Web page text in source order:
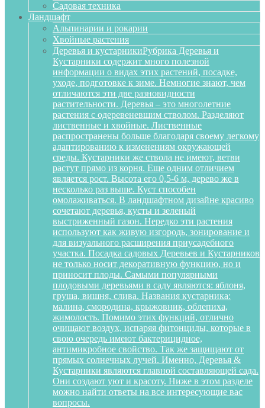
Садовая техника
Ландшафт
Альпинарии и рокарии
Хвойные растения
Деревья и кустарникиРубрика Деревья и
Кустарники содержит много полезной
информации о видах этих растений, посадке,
уходе, подготовке к зиме. Немногие знают, чем
отличаются эти две разновидности
растительности. Деревья – это многолетние
растения с одеревеневшим стволом. Разделяют
лиственные и хвойные. Лиственные
распространены больше благодаря своему легкому
адаптированию к изменениям окружающей
среды. Кустарники же ствола не имеют, ветви
растут прямо из корня. Еще одним отличием
является рост. Высота его 0,5-6 м, дерево же в
несколько раз выше. Куст способен
омолаживаться. В ландшафтном дизайне красиво
сочетают деревья, кусты и зеленый
выстриженный газон. Нередко эти растения
используют как живую изгородь, зонирование и
для визуального расширения приусадебного
участка. Посадка садовых Деревьев и Кустарников
не только носит декоративную функцию, но и
приносит плоды. Самыми популярными
плодовыми деревьями в саду являются: яблоня,
груша, вишня, слива. Названия кустарника:
малина, смородина, крыжовник, облепиха,
жимолость. Помимо этих функций, отлично
очищают воздух, испаряя фитонциды, которые в
свою очередь имеют бактерицидное,
антимикробное свойство. Так же защищают от
прямых солнечных лучей. Именно, Деревья &
Кустарники являются главной составляющей сада.
Они создают уют и красоту. Ниже в этом разделе
можно найти ответы на все интересующие вас
вопросы.